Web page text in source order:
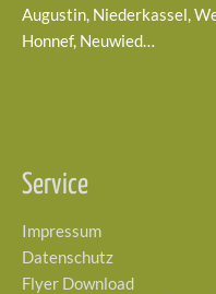
Augustin, Niederkassel,
Honnef, Neuwied…
Service
Impressum
Datenschutz
Flyer Download